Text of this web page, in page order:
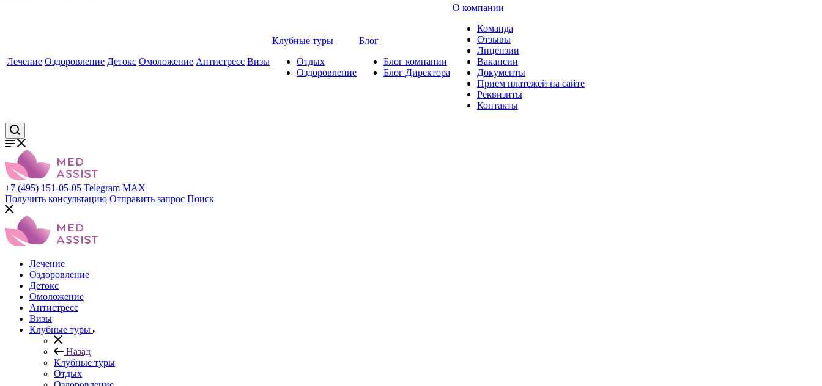
Лечение Оздоровление Детокс Омоложение Антистресс Визы
Клубные туры
Отдых
Оздоровление
Блог
Блог компании
Блог Директора
О компании
Команда
Отзывы
Лицензии
Вакансии
Документы
Прием платежей на сайте
Реквизиты
Контакты
+7 (495) 151-05-05 Telegram MAX
Получить консультацию Отправить запрос Поиск
Лечение
Оздоровление
Детокс
Омоложение
Антистресс
Визы
Клубные туры
Назад
Клубные туры
Отдых